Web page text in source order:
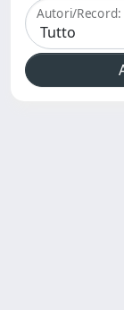
Autori/Record: